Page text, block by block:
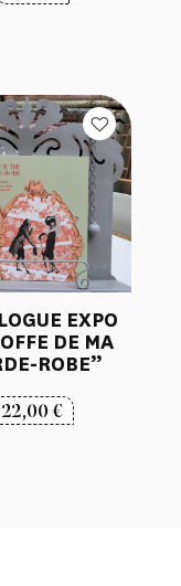
EXPO
DE MA
ROBE”
22,00€